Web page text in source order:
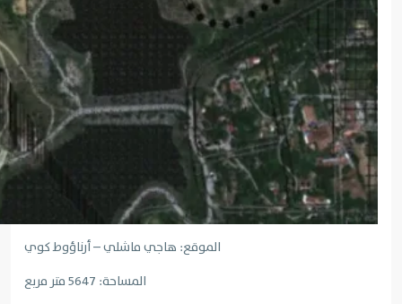
الموقع: هاجي ماشلي – أرناؤوط كوي
المساحة: 5647 متر مربع